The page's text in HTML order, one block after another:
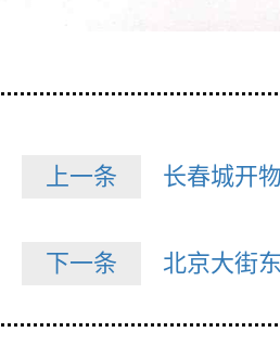
上一条 长春城开
下一条 北京大街